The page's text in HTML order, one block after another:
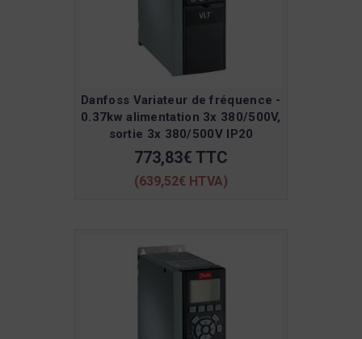
Danfoss Variateur de fréquence -
0.37kw alimentation 3x 380/500V,
sortie 3x 380/500V IP20
773,83€ TTC
(639,52€ HTVA)